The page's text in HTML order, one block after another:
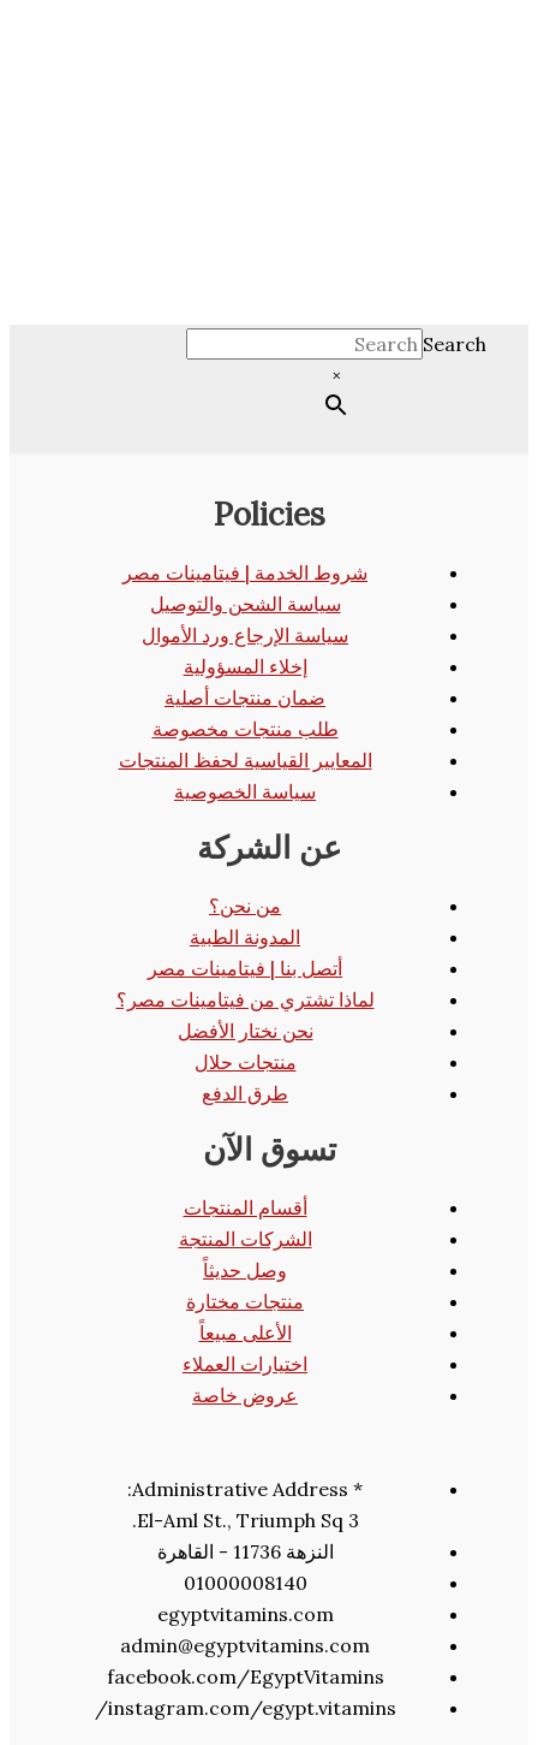
Policies
شروط الخدمة | فيتامينات مصر
سياسة الشحن والتوصيل
سياسة الإرجاع ورد الأموال
إخلاء المسؤولية
ضمان منتجات أصلية
طلب منتجات مخصوصة
المعايير القياسية لحفظ المنتجات
سياسة الخصوصية
عن الشركة
المدونة الطبية
أتصل بنا | فيتامينات مصر
لماذا تشتري من فيتامينات مصر؟
نحن نختار الأفضل
منتجات حلال
تسوق الآن
أقسام المنتجات
الشركات المنتجة
منتجات مختارة
اختيارات العملاء
عروض خاصة
* Administrative Address:
01000008140
egyptvitamins.com
admin@egyptvitamins.com
facebook.com/EgyptVitamins
instagram.com/egypt.vitamins/